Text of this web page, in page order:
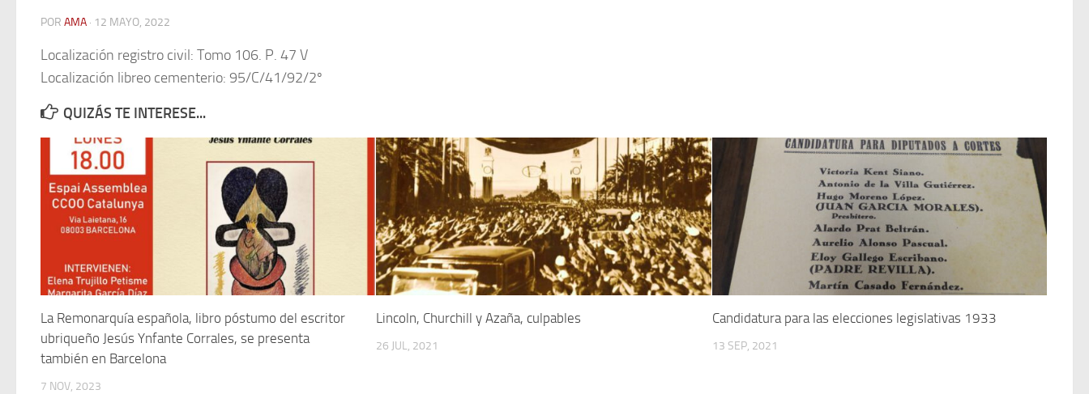
POR AMA · 12 MAYO, 2022
Localización registro civil: Tomo 106. P. 47 V
Localización libreo cementerio: 95/C/41/92/2º
QUIZÁS TE INTERESE...
La Remonarquía española, libro póstumo del escritor
ubriqueño Jesús Ynfante Corrales, se presenta
también en Barcelona
7 NOV, 2023
Lincoln, Churchill y Azaña, culpables
26 JUL, 2021
Candidatura para las elecciones legislativas 1933
13 SEP, 2021